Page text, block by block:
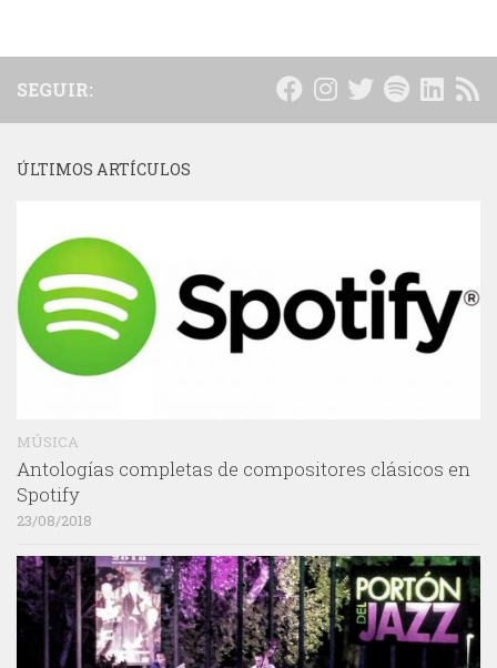
SEGUIR:
ÚLTIMOS ARTÍCULOS
MÚSICA
Antologías completas de compositores clásicos en
Spotify
23/08/2018